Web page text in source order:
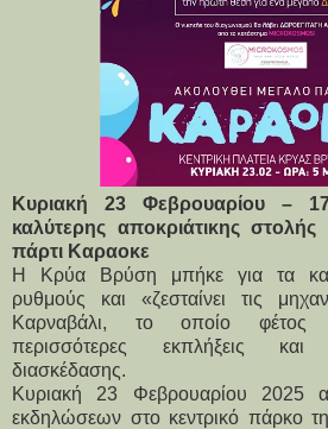
Κυριακή 23 Φεβρουαρίου –
καλύτερης αποκριάτικης
πάρτι Καραοκε
Η Κρύα Βρύση μπήκε για τα
ρυθμούς και «ζεσταίνει τις
Καρναβάλι, το οποίο φέτος
περισσότερες εκπλήξεις και
διασκέδασης.
Κυριακή 23 Φεβρουαρίου 2025
εκδηλώσεων στο κεντρικό πάρκο